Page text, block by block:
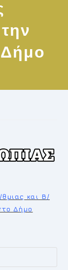
και Β/
Δήμο